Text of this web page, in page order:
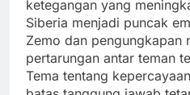
ketegangan yang
Siberia menjadi puncak
Zemo dan pengungkapan
pertarungan antar teman
Tema tentang